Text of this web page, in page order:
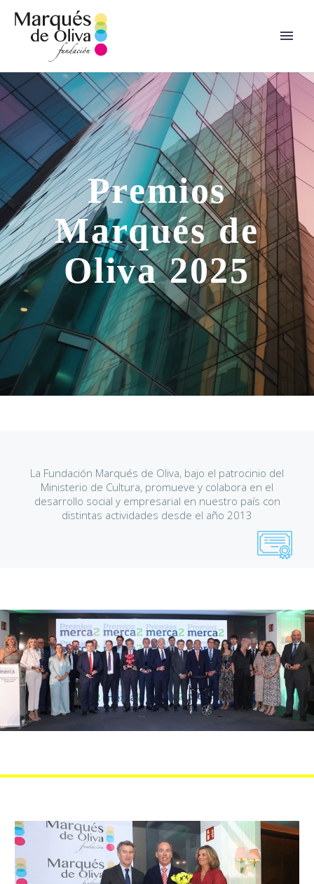
Premios
Marqués de
Oliva 2025
La Fundación Marqués de Oliva, bajo el patrocinio del
Ministerio de Cultura, promueve y colabora en el
desarrollo social y empresarial en nuestro país con
distintas actividades desde el año 2013